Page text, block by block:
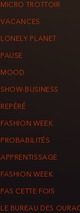
MICRO TROTTOIR
VACANCES
LONELY PLANET
PAUSE
MOOD
SHOW-BUSINESS
REPÉRÉ
FASHION WEEK
PROBABILITÉS
APPRENTISSAGE
FASHION WEEK
PAS CETTE FOIS
LE BUREAU DES